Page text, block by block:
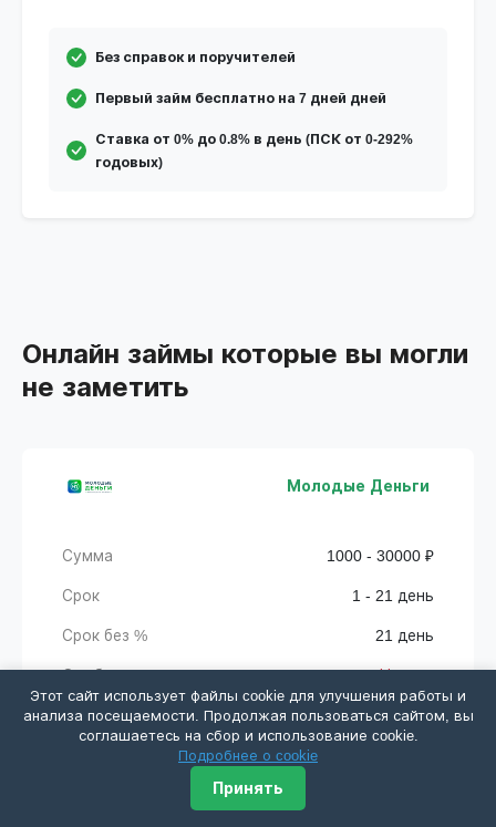
Без справок и поручителей
Первый займ бесплатно на 7 дней дней
Ставка от 0% до 0.8% в день (ПСК от 0-292%
годовых)
Онлайн займы которые вы могли
не заметить
Молодые Деньги
Сумма 1000 - 30000 ₽
Срок 1 - 21 день
Срок без % 21 день
Одобрение Низкое
Получить деньги
Этот сайт использует файлы cookie для улучшения работы и
анализа посещаемости. Продолжая пользоваться сайтом, вы
соглашаетесь на сбор и использование cookie.
Подробнее о cookie
Принять